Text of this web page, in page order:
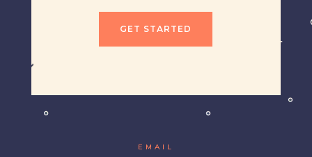
GET STARTED
EMAIL